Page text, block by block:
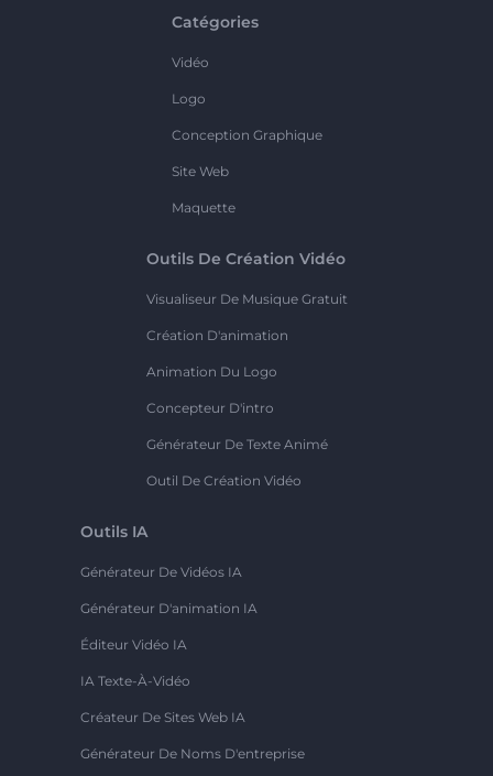
Catégories
Vidéo
Logo
Conception Graphique
Site Web
Maquette
Outils De Création Vidéo
Visualiseur De Musique Gratuit
Création D'animation
Animation Du Logo
Concepteur D'intro
Générateur De Texte Animé
Outil De Création Vidéo
Outils IA
Générateur De Vidéos IA
Générateur D'animation IA
Éditeur Vidéo IA
IA Texte-À-Vidéo
Créateur De Sites Web IA
Générateur De Noms D'entreprise